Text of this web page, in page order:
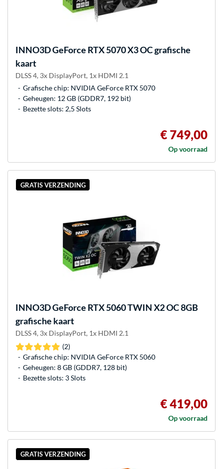
INNO3DGeForce RTX 5070 X3 OC grafische
kaart
DLSS 4, 3x DisplayPort, 1x HDMI 2.1
Grafische chip: NVIDIA GeForce RTX 5070
Geheugen: 12 GB (GDDR7, 192 bit)
Bezette slots: 2,5 Slots
€ 749,00
Op voorraad
GRATIS VERZENDING
INNO3DGeForce RTX 5060 TWIN X2 OC 8GB
grafische kaart
DLSS 4, 3x DisplayPort, 1x HDMI 2.1
(2)
Grafische chip: NVIDIA GeForce RTX 5060
Geheugen: 8 GB (GDDR7, 128 bit)
Bezette slots: 3 Slots
€ 419,00
Op voorraad
GRATIS VERZENDING